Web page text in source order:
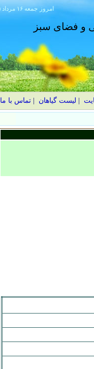
۱۴۰۵ جمعه ۱۶ مرداد امروز
و فضای سبز
لیست گیاهان |تماس با ما